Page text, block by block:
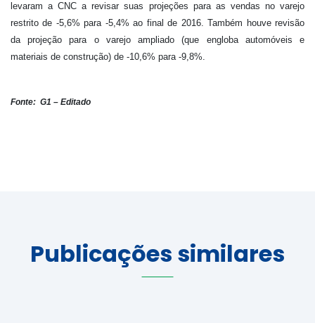
levaram a CNC a revisar suas projeções para as vendas no varejo
restrito de -5,6% para -5,4% ao final de 2016. Também houve revisão
da projeção para o varejo ampliado (que engloba automóveis e
materiais de construção) de -10,6% para -9,8%.
Fonte: G1 – Editado
Publicações similares